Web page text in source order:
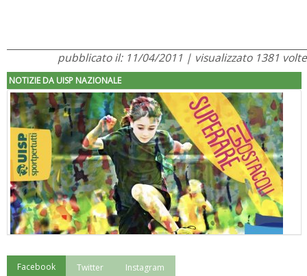
pubblicato il: 11/04/2011 | visualizzato 1381 volte
NOTIZIE DA UISP NAZIONALE
"Superare gli ostacoli": la relazione di Tiziano Pesce al CN Uisp
Facebook Twitter Instagram